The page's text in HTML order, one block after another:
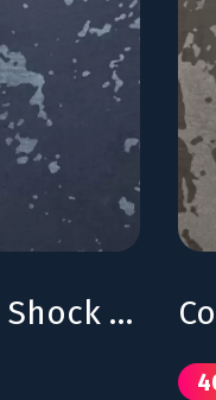
Combat Mission Shock Force 2 - Marines